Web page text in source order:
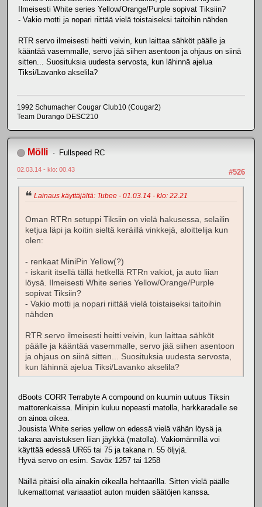
Ilmeisesti White series Yellow/Orange/Purple sopivat Tiksiin?
- Vakio motti ja nopari riittää vielä toistaiseksi taitoihin nähden
RTR servo ilmeisesti heitti veivin, kun laittaa sähköt päälle ja
kääntää vasemmalle, servo jää siihen asentoon ja ohjaus on siinä
sitten... Suosituksia uudesta servosta, kun lähinnä ajelua
Tiksi/Lavanko akselila?
1992 Schumacher Cougar Club10 (Cougar2)
Team Durango DESC210
Mölli Fullspeed RC
#526
02.03.14 - klo: 00.43
Lainaus käyttäjältä: Tubee - 01.03.14 - klo: 22.21
Oman RTRn setuppi Tiksiin on vielä hakusessa, selailin
ketjua läpi ja koitin sieltä keräillä vinkkejä, aloittelija kun
olen:
- renkaat MiniPin Yellow(?)
- iskarit itsellä tällä hetkellä RTRn vakiot, ja auto liian
löysä. Ilmeisesti White series Yellow/Orange/Purple
sopivat Tiksiin?
- Vakio motti ja nopari riittää vielä toistaiseksi taitoihin
nähden
RTR servo ilmeisesti heitti veivin, kun laittaa sähköt
päälle ja kääntää vasemmalle, servo jää siihen asentoon
ja ohjaus on siinä sitten... Suosituksia uudesta servosta,
kun lähinnä ajelua Tiksi/Lavanko akselila?
dBoots CORR Terrabyte A compound on kuumin uutuus Tiksin
mattorenkaissa. Minipin kuluu nopeasti matolla, harkkaradalle se
on ainoa oikea.
Jousista White series yellow on edessä vielä vähän löysä ja
takana aavistuksen liian jäykkä (matolla). Vakiomännillä voi
käyttää edessä UR65 tai 75 ja takana n. 55 öljyjä.
Hyvä servo on esim. Savöx 1257 tai 1258
Näillä pitäisi olla ainakin oikealla hehtaarilla. Sitten vielä päälle
lukemattomat variaaatiot auton muiden säätöjen kanssa.